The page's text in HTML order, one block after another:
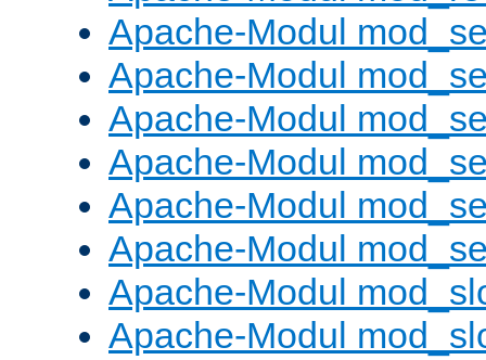
Apache-Modul
Apache-Modul
Apache-Modul
Apache-Modul
Apache-Modul
Apache-Modul
Apache-Modul
Apache-Modul